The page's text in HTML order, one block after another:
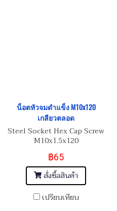
น็อตหัวจมดำแข็ง M10x120
เกลียวตลอด
Steel Socket Hex Cap Screw
M10x1.5x120
฿65
สั่งซื้อสินค้า
เปรียบเทียบ